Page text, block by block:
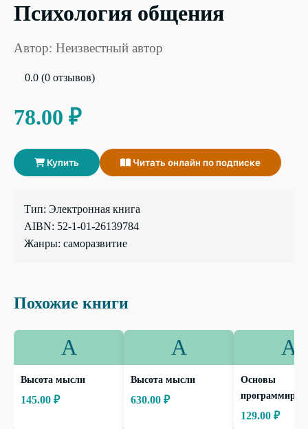
Психология общения
Автор: Неизвестный автор
0.0 (0 отзывов)
78.00 ₽
Купить Читать онлайн по подписке
Тип: Электронная книга
AIBN: 52-1-01-26139784
Жанры: саморазвитие
Похожие книги
А
Высота мысли
145.00 ₽
А
Высота мысли
630.00 ₽
А
Основы
129.00 ₽